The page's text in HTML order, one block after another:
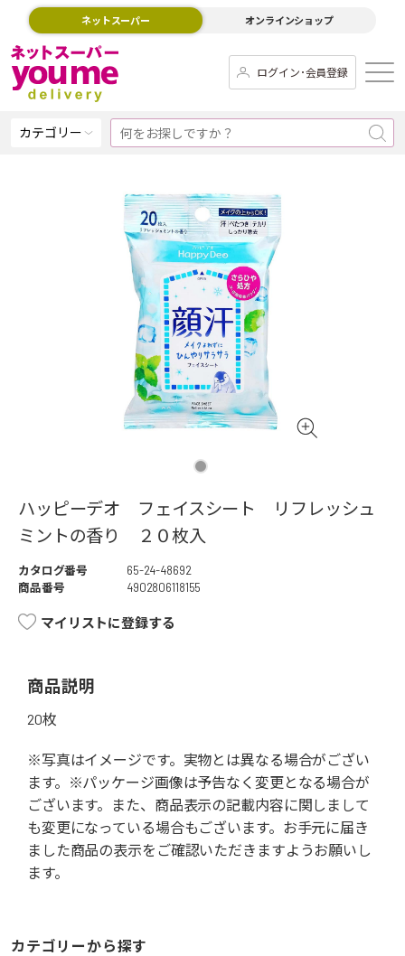
ネットスーパー オンラインショップ
ログイン･会員登録
カテゴリー
ハッピーデオ フェイスシート リフレッシュ
ミントの香り ２０枚入
カタログ番号
65-24-48692
商品番号
4902806118155
マイリストに登録する
商品説明
20枚
※写真はイメージです。実物とは異なる場合がござい
ます。※パッケージ画像は予告なく変更となる場合が
ございます。また、商品表示の記載内容に関しまして
も変更になっている場合もございます。お手元に届き
ました商品の表示をご確認いただきますようお願いし
ます。
カテゴリーから探す